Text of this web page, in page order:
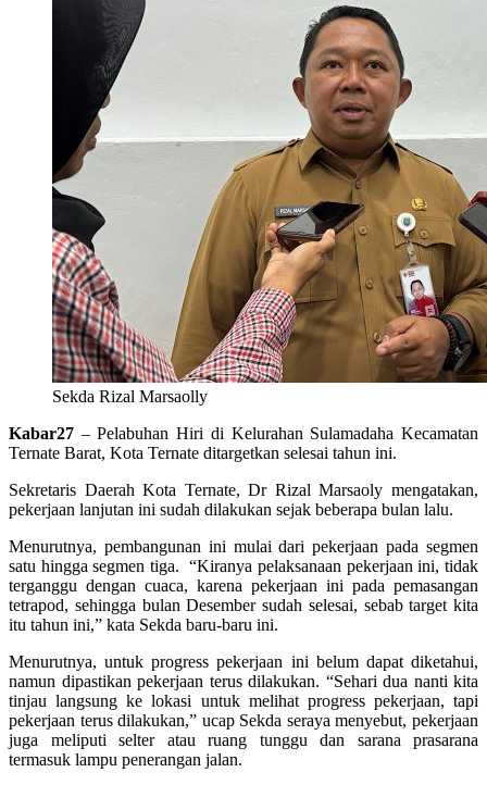
Sekda Rizal Marsaolly
Kabar27 – Pelabuhan Hiri di Kelurahan Sulamadaha Kecamatan
Ternate Barat, Kota Ternate ditargetkan selesai tahun ini.
Sekretaris Daerah Kota Ternate, Dr Rizal Marsaoly mengatakan,
pekerjaan lanjutan ini sudah dilakukan sejak beberapa bulan lalu.
Menurutnya, pembangunan ini mulai dari pekerjaan pada segmen
satu hingga segmen tiga. “Kiranya pelaksanaan pekerjaan ini, tidak
terganggu dengan cuaca, karena pekerjaan ini pada pemasangan
tetrapod, sehingga bulan Desember sudah selesai, sebab target kita
itu tahun ini,” kata Sekda baru-baru ini.
Menurutnya, untuk progress pekerjaan ini belum dapat diketahui,
namun dipastikan pekerjaan terus dilakukan. “Sehari dua nanti kita
tinjau langsung ke lokasi untuk melihat progress pekerjaan, tapi
pekerjaan terus dilakukan,” ucap Sekda seraya menyebut, pekerjaan
juga meliputi selter atau ruang tunggu dan sarana prasarana
termasuk lampu penerangan jalan.